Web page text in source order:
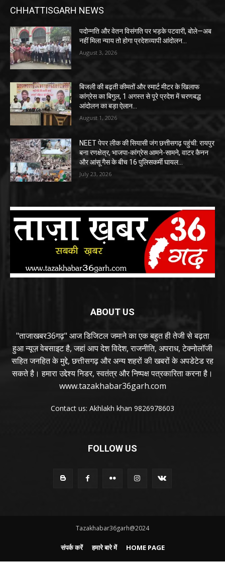
CHHATTISGARH NEWS
पदोन्नति और वेतन विसंगति पर भड़के पटवारी, बोले—अब
नहीं मिला न्याय तो होगा प्रदेशव्यापी आंदोलन…
August 3, 2026
बिजली की बढ़ती कीमतों और स्मार्ट मीटर के खिलाफ
कांग्रेस का बिगुल, 1 अगस्त से पूरे प्रदेश में चरणबद्ध
आंदोलन का बड़ा ऐलान…
August 1, 2026
NEET पेपर लीक की सियासी जंग छत्तीसगढ़ पहुंची: रायपुर
बना रणक्षेत्र, भाजपा-कांग्रेस आमने-सामने, वाटर कैनन
और आंसू गैस के बीच 16 पुलिसकर्मी घायल…
July 23, 2026
ABOUT US
"ताजाखबर36गढ़" आज डिजिटल जमाने का एक बहुत ही तेजी से बढ़ता
हुआ न्यूज़ वेबसाइट है, जहां आप देश विदेश, राजनीति, अपराध, टेक्नोलॉजी
सहित जनहित के मुद्दे, छत्तीसगढ़ और अन्य शहरों की खबरों के अपडेटेड रह
सकते है। हमारा उद्देश्य निडर, स्वतंत्र और निष्पक्ष पत्रकारिता करना है।
www.tazakhabar36garh.com
Contact us: Akhlakh khan 9826978603
FOLLOW US
Tazakhabar36garh@2024
संपर्क करें हमारे बारे में HOME PAGE